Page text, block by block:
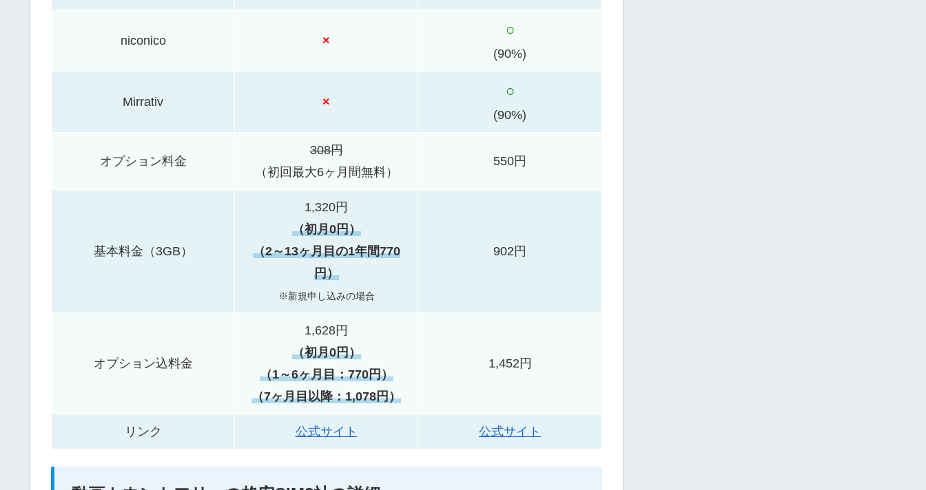
niconico ×
○
(90%)
Mirrativ ×
○
(90%)
オプション料金
308円
（初回最大6ヶ月間無料）
550円
基本料金（3GB）
1,320円
（初月0円）
（2～13ヶ月目の1年間770
円）
※新規申し込みの場合
902円
オプション込料金
1,628円
（初月0円）
（1～6ヶ月目：770円）
（7ヶ月目以降：1,078円）
1,452円
リンク 公式サイト 公式サイト